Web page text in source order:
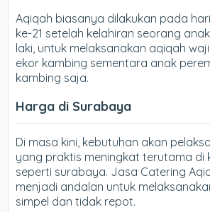
Aqiqah biasanya dilakukan pada hari
ke-21 setelah kelahiran seorang
laki, untuk melaksanakan aqiqah
ekor kambing sementara anak
kambing saja.
Harga di Surabaya
Di masa kini, kebutuhan akan
yang praktis meningkat terutama
seperti surabaya. Jasa Catering
menjadi andalan untuk
simpel dan tidak repot.